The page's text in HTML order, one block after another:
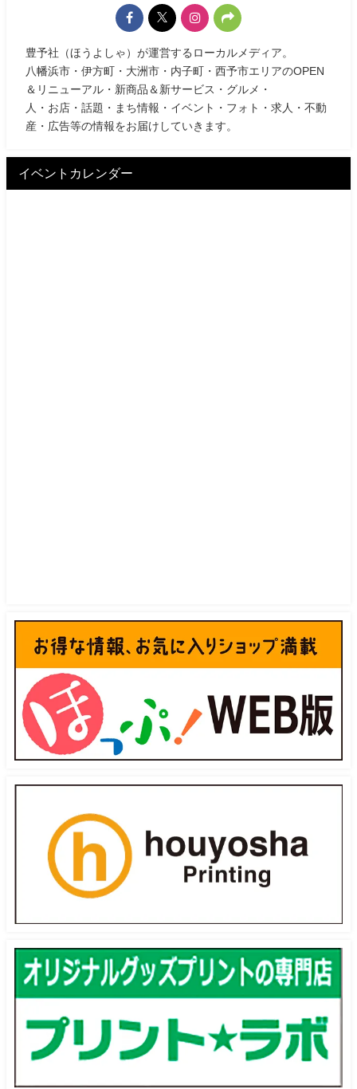
豊予社（ほうよしゃ）が運営するローカルメディア。
八幡浜市・伊方町・大洲市・内子町・西予市エリアのOPEN
＆リニューアル・新商品＆新サービス・グルメ・
人・お店・話題・まち情報・イベント・フォト・求人・不動
産・広告等の情報をお届けしていきます。
イベントカレンダー